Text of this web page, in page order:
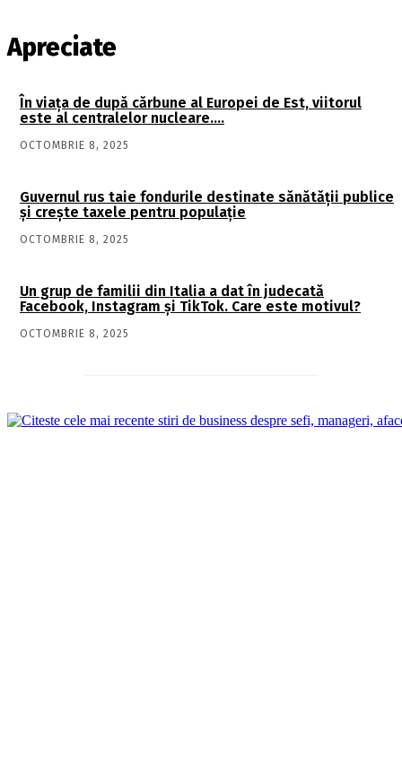
Apreciate
În viaţa de după cărbune al Europei de Est, viitorul
este al centralelor nucleare….
OCTOMBRIE 8, 2025
Guvernul rus taie fondurile destinate sănătății publice
și crește taxele pentru populație
OCTOMBRIE 8, 2025
Un grup de familii din Italia a dat în judecată
Facebook, Instagram și TikTok. Care este motivul?
OCTOMBRIE 8, 2025